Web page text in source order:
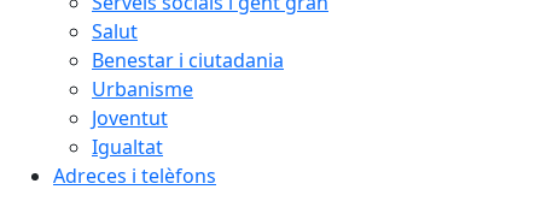
Salut
Benestar i ciutadania
Urbanisme
Joventut
Igualtat
Adreces i telèfons